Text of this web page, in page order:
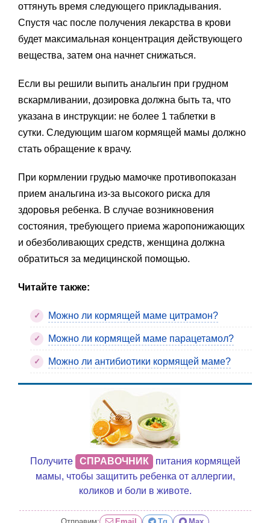
оттянуть время следующего прикладывания.
Спустя час после получения лекарства в крови
будет максимальная концентрация действующего
вещества, затем она начнет снижаться.
Если вы решили выпить анальгин при грудном
вскармливании, дозировка должна быть та, что
указана в инструкции: не более 1 таблетки в
сутки. Следующим шагом кормящей мамы должно
стать обращение к врачу.
При кормлении грудью мамочке противопоказан
прием анальгина из-за высокого риска для
здоровья ребенка. В случае возникновения
состояния, требующего приема жаропонижающих
и обезболивающих средств, женщина должна
обратиться за медицинской помощью.
Читайте также:
Можно ли кормящей маме цитрамон?
Можно ли кормящей маме парацетамол?
Можно ли антибиотики кормящей маме?
Получите СПРАВОЧНИК
питания кормящей
мамы, чтобы защитить ребенка от аллергии,
коликов и боли в животе.